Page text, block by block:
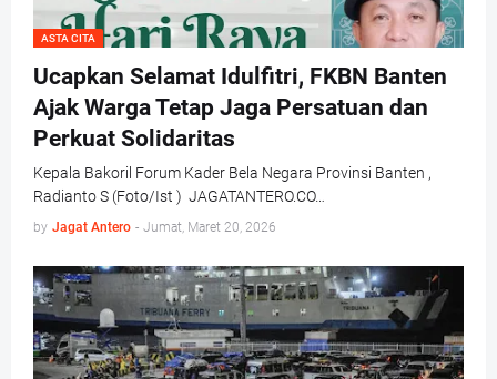
ASTA CITA
Ucapkan Selamat Idulfitri, FKBN Banten
Ajak Warga Tetap Jaga Persatuan dan
Perkuat Solidaritas
Kepala Bakoril Forum Kader Bela Negara Provinsi Banten ,
Radianto S (Foto/Ist ) JAGATANTERO.CO…
by Jagat Antero - Jumat, Maret 20, 2026